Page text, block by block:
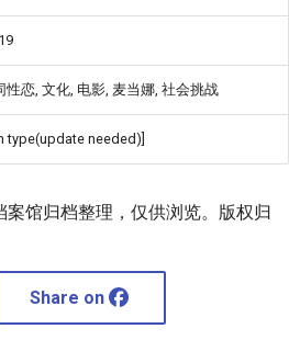
性恋, 文化, 电影, 麦当娜, 社会挑战
type(update needed)]
馆归档整理，仅供浏览。版权归
Share on